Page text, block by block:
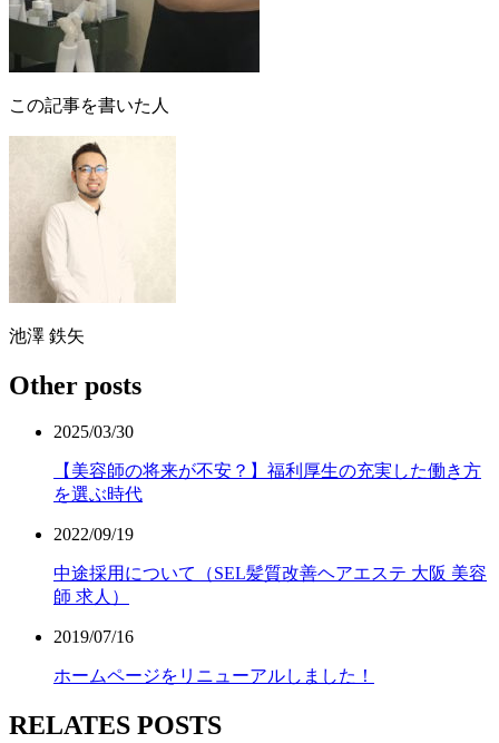
この記事を書いた人
池澤 鉄矢
Other posts
2025/03/30
【美容師の将来が不安？】福利厚生の充実した働き方
を選ぶ時代
2022/09/19
中途採用について（SEL髪質改善ヘアエステ 大阪 美容
師 求人）
2019/07/16
ホームページをリニューアルしました！
RELATES POSTS